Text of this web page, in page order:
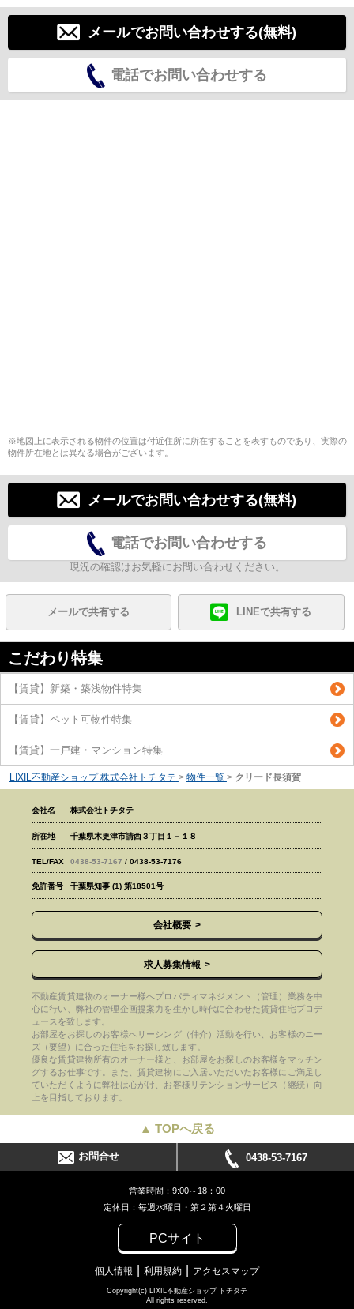
メールでお問い合わせする(無料)
電話でお問い合わせする
※地図上に表示される物件の位置は付近住所に所在することを表すものであり、実際の
物件所在地とは異なる場合がございます。
メールでお問い合わせする(無料)
電話でお問い合わせする
現況の確認はお気軽にお問い合わせください。
メールで共有する LINEで共有する
こだわり特集
【賃貸】新築・築浅物件特集
【賃貸】ペット可物件特集
【賃貸】一戸建・マンション特集
LIXIL不動産ショップ 株式会社トチタテ > 物件一覧 > クリード長須賀
会社名 株式会社トチタテ
所在地 千葉県木更津市請西３丁目１－１８
TEL/FAX 0438-53-7167 / 0438-53-7176
免許番号 千葉県知事 (1) 第18501号
会社概要
求人募集情報
不動産賃貸建物のオーナー様へプロパティマネジメント（管理）業務を中
心に行い、弊社の管理企画提案力を生かし時代に合わせた賃貸住宅プロデ
ュースを致します。
お部屋をお探しのお客様へリーシング（仲介）活動を行い、お客様のニー
ズ（要望）に合った住宅をお探し致します。
優良な賃貸建物所有のオーナー様と、お部屋をお探しのお客様をマッチン
グするお仕事です。また、賃貸建物にご入居いただいたお客様にご満足し
ていただくように弊社は心がけ、お客様リテンションサービス（継続）向
上を目指しております。
▲ TOPへ戻る
お問合せ 0438-53-7167
営業時間：9:00～18：00
定休日：毎週水曜日・第２第４火曜日
PCサイト
個人情報 利用規約 アクセスマップ
Copyright(c) LIXIL不動産ショップ トチタテ
All rights reserved.